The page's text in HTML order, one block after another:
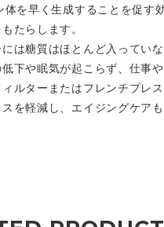
を早く生成することを促す
たらします。
は糖質はほとんど入ってい
下や眠気が起こらず、仕事
ルターまたはフレンチプレ
を軽減し、エイジングケアも